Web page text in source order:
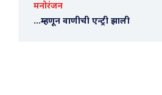
मनोरंजन
…म्हणून वाणीची एन्ट्री झाली